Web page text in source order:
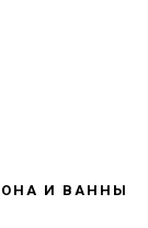
И ВАННЫ